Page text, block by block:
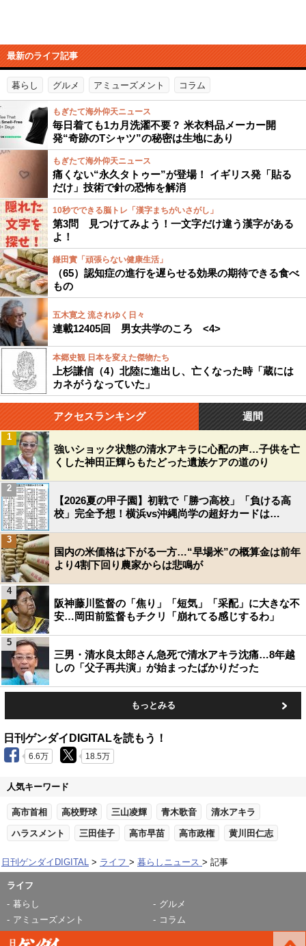
最新のライフ記事
暮らし グルメ アミューズメント コラム
もぎたて海外仰天ニュース
毎日着ても1カ月洗濯不要？ 米衣料品メーカー開
発“奇跡のTシャツ”の秘密は生地にあり
もぎたて海外仰天ニュース
痛くない“永久タトゥー”が登場！ イギリス発「貼る
だけ」技術で針の恐怖を解消
10秒でできる脳トレ「漢字まちがいさがし」
第3問 見つけてみよう！一文字だけ違う漢字がある
よ！
鎌田實「頑張らない健康生活」
（65）認知症の進行を遅らせる効果の期待できる食べ
もの
五木寛之 流されゆく日々
連載12405回 男女共学のころ <4>
本郷史観 日本を変えた傑物たち
上杉謙信（4）北陸に進出し、亡くなった時「蔵には
カネがうなっていた」
アクセスランキング 週間
強いショック状態の清水アキラに心配の声…子供を亡
くした神田正輝らもたどった遺族ケアの道のり
1
【2026夏の甲子園】初戦で「勝つ高校」「負ける高
校」完全予想！横浜vs沖縄尚学の超好カードは…
2
国内の米価格は下がる一方…“早場米”の概算金は前年
より4割下回り農家からは悲鳴が
3
阪神藤川監督の「焦り」「短気」「采配」に大きな不
安…岡田前監督もチクリ「崩れてる感じするわ」
4
三男・清水良太郎さん急死で清水アキラ沈痛…8年越
しの「父子再共演」が始まったばかりだった
5
もっとみる
日刊ゲンダイDIGITALを読もう！
6.6万 18.5万
人気キーワード
高市首相 高校野球 三山凌輝 青木歌音 清水アキラ
ハラスメント 三田佳子 高市早苗 高市政権 黄川田仁志
日刊ゲンダイDIGITAL ライフ 暮らしニュース 記事
ライフ
暮らし
グルメ
アミューズメント
コラム